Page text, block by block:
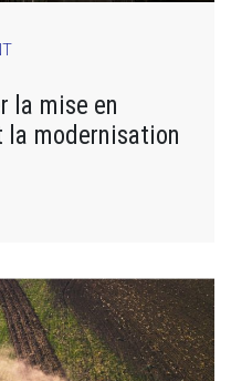
la mise en
la modernisation